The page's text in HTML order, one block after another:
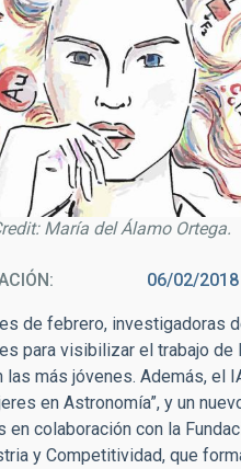
María del Álamo Ortega.
06/02/2018
de febrero, investigadoras
para visibilizar el trabajo
las más jóvenes. Además, el
en Astronomía”, y un
en colaboración con la
y Competitividad, que